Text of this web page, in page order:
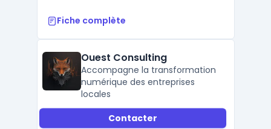
Fiche complète
Ouest Consulting
Accompagne la transformation
numérique des entreprises
locales
Contacter